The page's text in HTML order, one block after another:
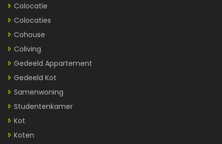
Colocatie
Colocaties
Cohouse
Coliving
Gedeeld Appartement
Gedeeld Kot
Samenwoning
Studentenkamer
Kot
Koten